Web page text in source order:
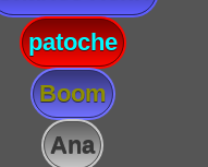
patoche
Boom
Ana